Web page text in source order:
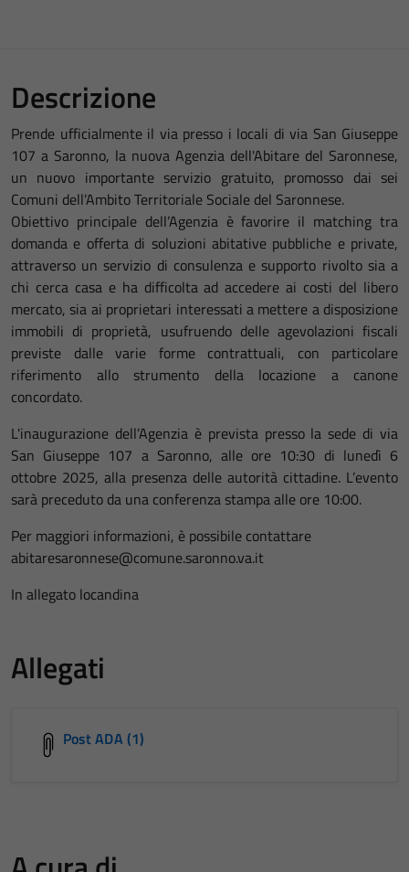
Descrizione
Prende ufficialmente il via presso i locali di via San Giuseppe
107 a Saronno, la nuova Agenzia dell'Abitare del Saronnese,
un nuovo importante servizio gratuito, promosso dai sei
Comuni dell’Ambito Territoriale Sociale del Saronnese.
Obiettivo principale dell’Agenzia è favorire il matching tra
domanda e offerta di soluzioni abitative pubbliche e private,
attraverso un servizio di consulenza e supporto rivolto sia a
chi cerca casa e ha difficolta ad accedere ai costi del libero
mercato, sia ai proprietari interessati a mettere a disposizione
immobili di proprietà, usufruendo delle agevolazioni fiscali
previste dalle varie forme contrattuali, con particolare
riferimento allo strumento della locazione a canone
concordato.
L'inaugurazione dell’Agenzia è prevista presso la sede di via
San Giuseppe 107 a Saronno, alle ore 10:30 di lunedì 6
ottobre 2025, alla presenza delle autorità cittadine. L’evento
sarà preceduto da una conferenza stampa alle ore 10:00.
Per maggiori informazioni, è possibile contattare
abitaresaronnese@comune.saronno.va.it
In allegato locandina
Allegati
Post ADA (1)